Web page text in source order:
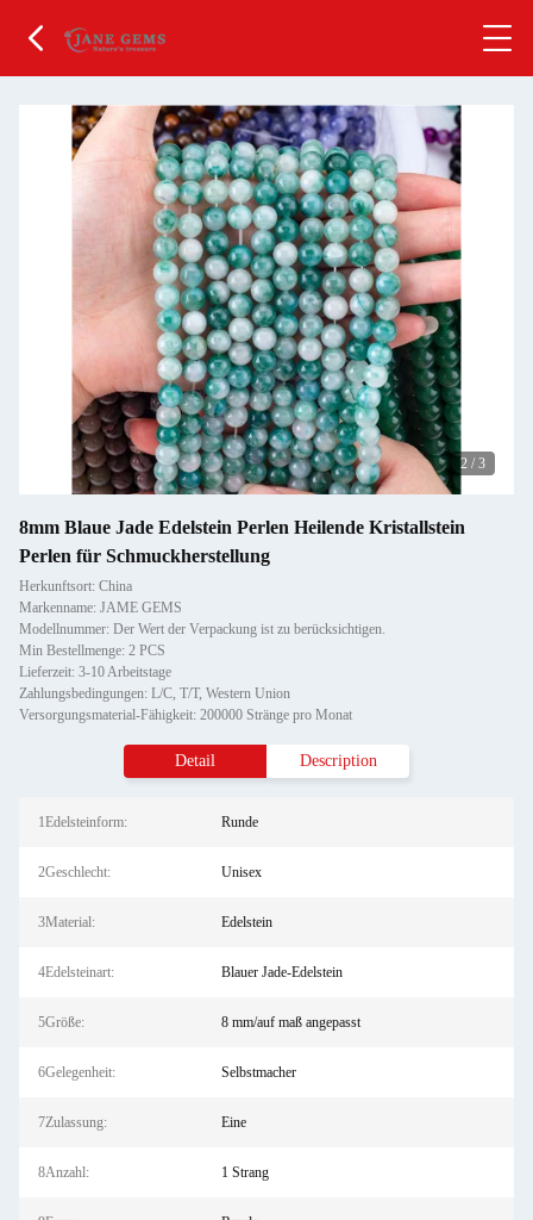
2 / 3
8mm Blaue Jade Edelstein Perlen Heilende Kristallstein
Perlen für Schmuckherstellung
Herkunftsort: China
Markenname: JAME GEMS
Modellnummer: Der Wert der Verpackung ist zu berücksichtigen.
Min Bestellmenge: 2 PCS
Lieferzeit: 3-10 Arbeitstage
Zahlungsbedingungen: L/C, T/T, Western Union
Versorgungsmaterial-Fähigkeit: 200000 Stränge pro Monat
Detail Description
1Edelsteinform: Runde
2Geschlecht: Unisex
3Material: Edelstein
4Edelsteinart: Blauer Jade-Edelstein
5Größe: 8 mm/auf maß angepasst
6Gelegenheit: Selbstmacher
7Zulassung: Eine
8Anzahl: 1 Strang